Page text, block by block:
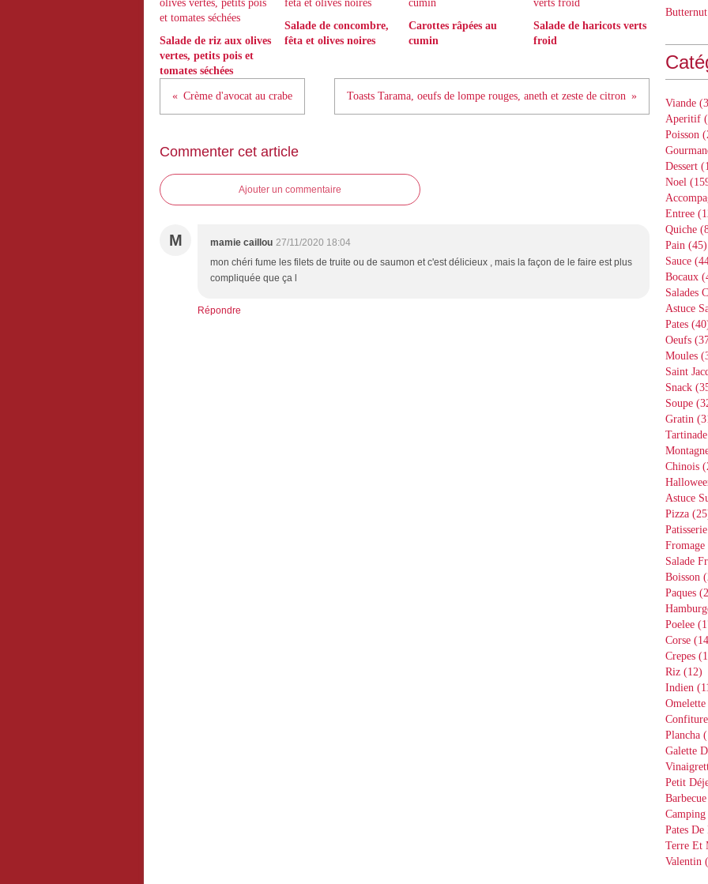
Salade de riz aux olives
vertes, petits pois et
tomates séchées
Salade de concombre,
fêta et olives noires
Carottes râpées au
cumin
Salade de haricots verts
froid
Crème d'avocat au crabe Toasts Tarama, oeufs de lompe rouges, aneth et zeste de citron
Commenter cet article
Ajouter un commentaire
M mamie caillou 27/11/2020 18:04
mon chéri fume les filets de truite ou de saumon et c'est délicieux , mais la façon de le faire est plus
compliquée que ça l
Répondre
Viande
Aperitif
Poisson
Dessert
Noel
Entree
Quiche
Pain (45)
Sauce
Bocaux
Salades
Astuce
Pates
Oeufs
Moules
Saint
Snack
Soupe
Gratin
Tartinade
Chinois
Astuce
Pizza
Patisserie
Fromage
Salade
Boisson
Paques
Poelee
Corse
Crepes
Riz (12)
Indien
Omelette
Confiture
Plancha
Galette
Petit
Barbecue
Camping
Pates
Terre Et
Valentin